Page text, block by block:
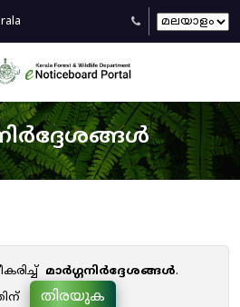
മാർഗ്ഗനിർദ്ദേശങ്ങൾ.
തിരയുക